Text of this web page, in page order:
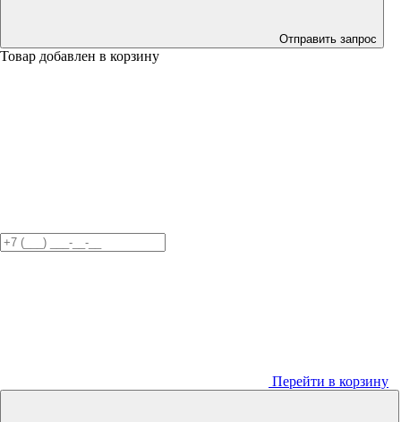
Отправить запрос
Товар добавлен в корзину
Перейти в корзину